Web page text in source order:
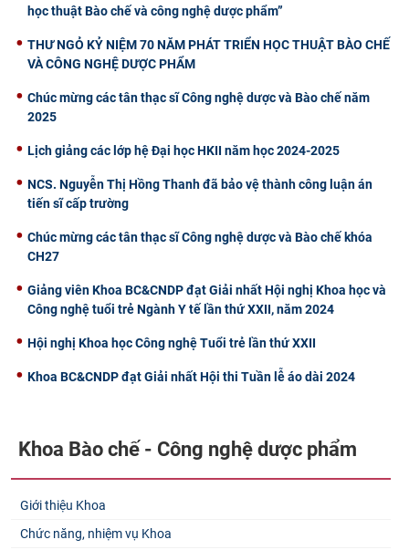
học thuật Bào chế và công nghệ dược phẩm”
THƯ NGỎ KỶ NIỆM 70 NĂM PHÁT TRIỂN HỌC THUẬT BÀO CHẾ
VÀ CÔNG NGHỆ DƯỢC PHẨM
Chúc mừng các tân thạc sĩ Công nghệ dược và Bào chế năm
2025
Lịch giảng các lớp hệ Đại học HKII năm học 2024-2025
NCS. Nguyễn Thị Hồng Thanh đã bảo vệ thành công luận án
tiến sĩ cấp trường
Chúc mừng các tân thạc sĩ Công nghệ dược và Bào chế khóa
CH27
Giảng viên Khoa BC&CNDP đạt Giải nhất Hội nghị Khoa học và
Công nghệ tuổi trẻ Ngành Y tế lần thứ XXII, năm 2024
Hội nghị Khoa học Công nghệ Tuổi trẻ lần thứ XXII
Khoa BC&CNDP đạt Giải nhất Hội thi Tuần lễ áo dài 2024
Khoa Bào chế - Công nghệ dược phẩm
Giới thiệu Khoa
Chức năng, nhiệm vụ Khoa